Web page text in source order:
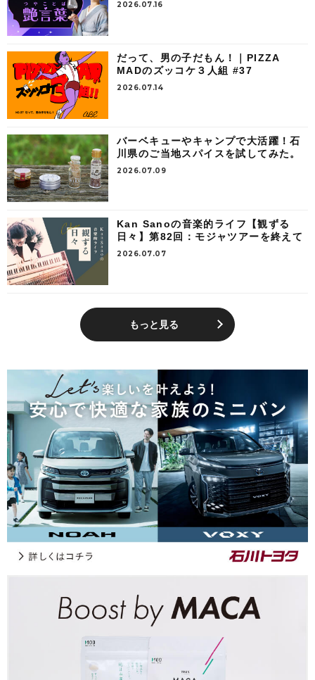
2026.07.16
だって、男の子だもん！｜PIZZA
MADのズッコケ３人組 #37
2026.07.14
バーベキューやキャンプで大活躍！石
川県のご当地スパイスを試してみた。
2026.07.09
Kan Sanoの音楽的ライフ【観ずる
日々】第82回：モジャツアーを終えて
2026.07.07
もっと見る